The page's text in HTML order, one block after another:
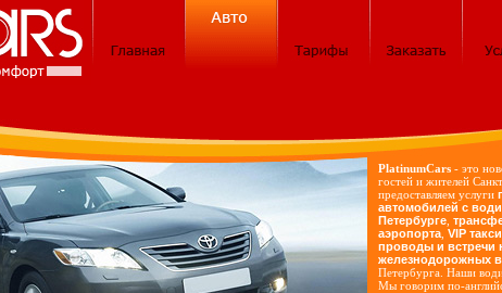
PlatinumCars - это
гостей и жителей
предоставляем услуги
автомобилей c
Петербурге
аэропорта VIP
проводы и встречи
железнодорожных
Петербурга. Наши
Мы говорим по-